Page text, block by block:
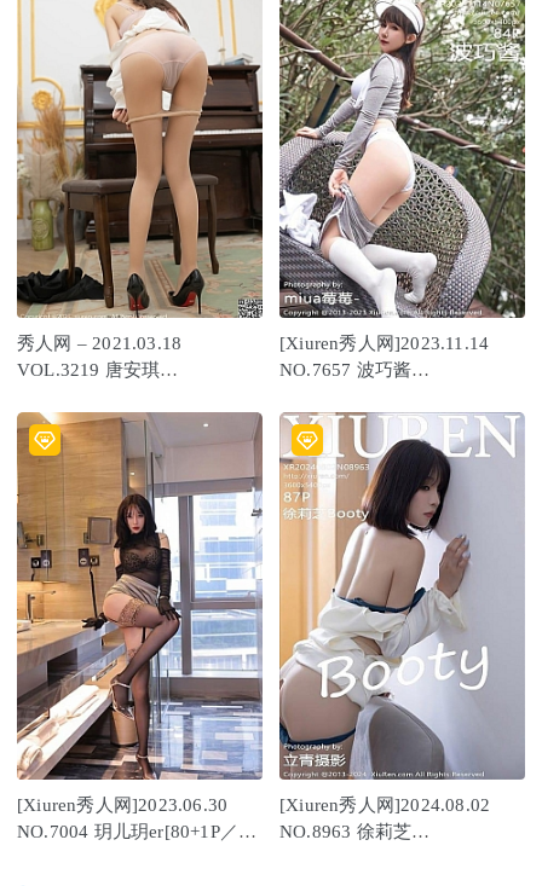
秀人网 – 2021.03.18
VOL.3219 唐安琪
[Xiuren秀人网]2023.11.14
NO.7657 波巧酱
[Xiuren秀人网]2023.06.30
NO.7004 玥儿玥er[80+1P／
[Xiuren秀人网]2024.08.02
NO.8963 徐莉芝